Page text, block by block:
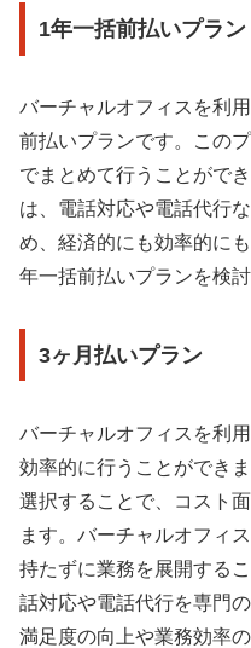
1年一括前払いプラン
バーチャルオフィスを利
前払いプランです。この
でまとめて行うことがで
は、電話対応や電話代行
め、経済的にも効率的に
年一括前払いプランを検
3ヶ月払いプラン
バーチャルオフィスを利
効率的に行うことができ
選択することで、コスト
ます。バーチャルオフィ
持たずに業務を展開する
話対応や電話代行を専門
満足度の向上や業務効率